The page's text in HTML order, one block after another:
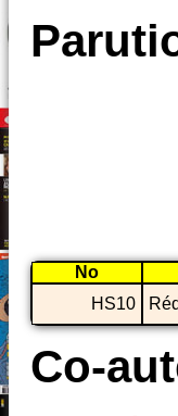
No
HS10
Co-